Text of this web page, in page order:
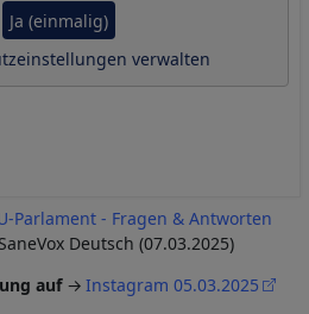
Ja (einmalig)
verwalten
Parlament - Fragen & Antworten
Deutsch (07.03.2025)
auf
Instagram 05.03.2025